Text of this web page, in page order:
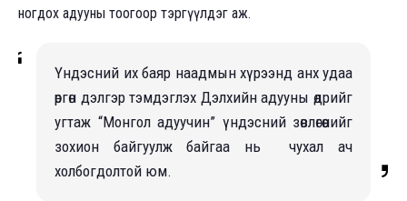
ногдох адууны тоогоор тэргүүлдэг аж.
Үндэсний их баяр наадмын хүрээнд анх удаа
өргөн дэлгэр тэмдэглэх Дэлхийн адууны өдрийг
угтаж “Монгол адуучин” үндэсний зөвлөгөөнийг
зохион байгуулж байгаа нь чухал ач
холбогдолтой юм.